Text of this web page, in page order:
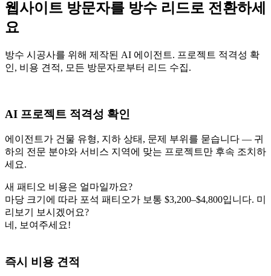
웹사이트 방문자를 방수 리드로 전환하세
요
방수 시공사를 위해 제작된 AI 에이전트. 프로젝트 적격성 확
인, 비용 견적, 모든 방문자로부터 리드 수집.
AI 프로젝트 적격성 확인
에이전트가 건물 유형, 지하 상태, 문제 부위를 묻습니다 — 귀
하의 전문 분야와 서비스 지역에 맞는 프로젝트만 후속 조치하
세요.
새 패티오 비용은 얼마일까요?
마당 크기에 따라 포석 패티오가 보통 $3,200–$4,800입니다. 미
리보기 보시겠어요?
네, 보여주세요!
즉시 비용 견적